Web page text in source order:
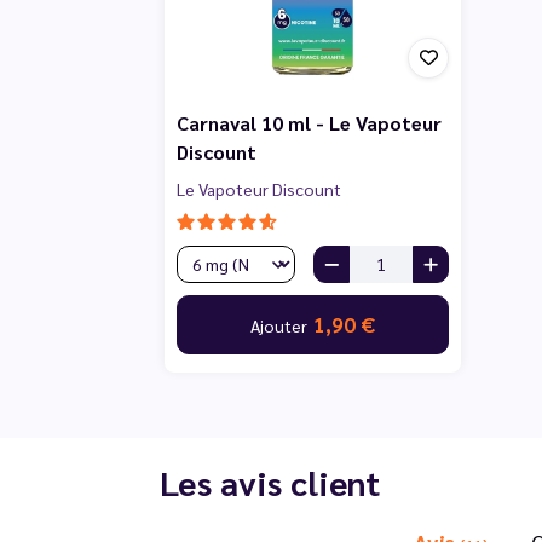
Carnaval 10 ml - Le Vapoteur
Discount
Le Vapoteur Discount
Ajouter 1,90 €
Les avis client